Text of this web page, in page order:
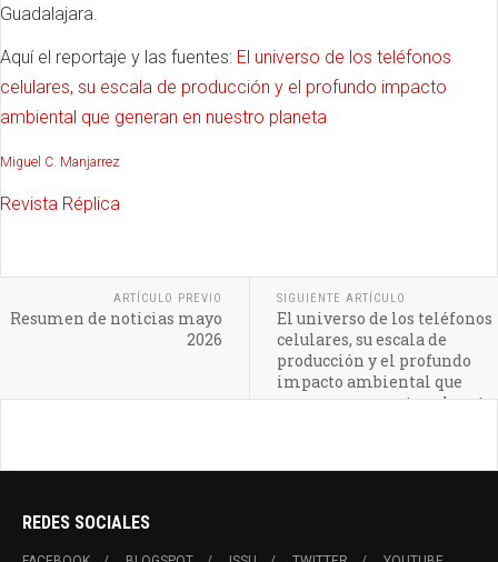
Guadalajara.
Aquí el reportaje y las fuentes: El universo de los teléfonos
celulares, su escala de producción y el profundo impacto
ambiental que generan en nuestro planeta
Miguel C. Manjarrez
Revista Réplica
ARTÍCULO PREVIO
Resumen de noticias mayo
2026
SIGUIENTE ARTÍCULO
El universo de los teléfonos
celulares, su escala de
producción y el profundo
impacto ambiental que
generan en nuestro planeta
REDES SOCIALES